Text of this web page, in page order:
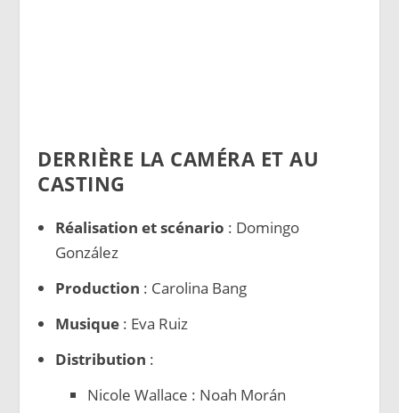
DERRIÈRE LA CAMÉRA ET AU
CASTING
Réalisation et scénario : Domingo
González
Production : Carolina Bang
Musique: Eva Ruiz
Distribution :
Nicole Wallace : Noah Morán